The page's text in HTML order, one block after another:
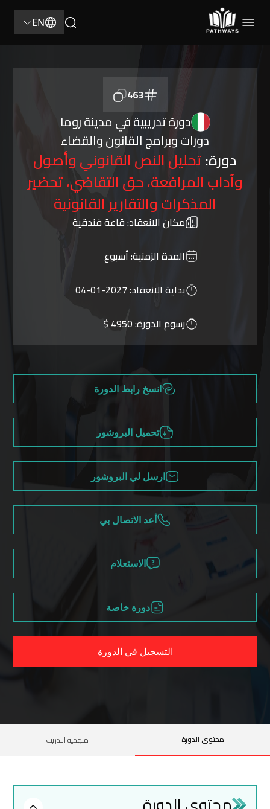
EN
463
دورة تدريبية في مدينة روما
دورات وبرامج القانون والقضاء
دورة:تحليل النص القانوني وأصول
وآداب المرافعة، حق التقاضي، تحضير
المذكرات والتقارير القانونية
مكان الانعقاد:قاعة فندقية
المدة الزمنية:أسبوع
بداية الانعقاد:2027-01-04
رسوم الدورة:4950 $
انسخ رابط الدورة
تحميل البروشور
ارسل لي البروشور
أعد الاتصال بي
الاستعلام
دورة خاصة
التسجيل في الدورة
محتوى الدورة منهجية التدريب